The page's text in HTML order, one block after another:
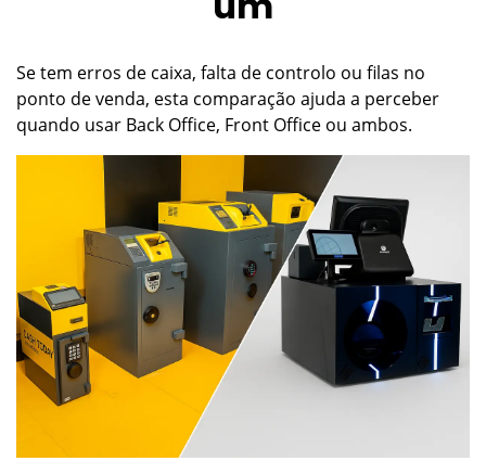
Se tem erros de caixa, falta de controlo ou filas no
ponto de venda, esta comparação ajuda a perceber
quando usar Back Office, Front Office ou ambos.